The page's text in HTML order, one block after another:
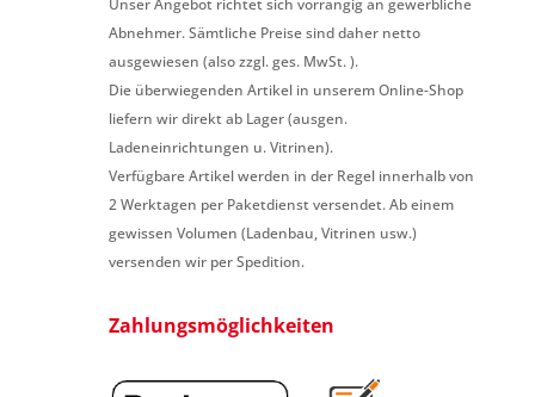
Unser Angebot richtet sich vorrangig an gewerbliche
Abnehmer. Sämtliche Preise sind daher netto
ausgewiesen (also zzgl. ges. MwSt. ).
Die überwiegenden Artikel in unserem Online-Shop
liefern wir direkt ab Lager (ausgen.
Ladeneinrichtungen u. Vitrinen).
Verfügbare Artikel werden in der Regel innerhalb von
2 Werktagen per Paketdienst versendet. Ab einem
gewissen Volumen (Ladenbau, Vitrinen usw.)
versenden wir per Spedition.
Zahlungsmöglichkeiten